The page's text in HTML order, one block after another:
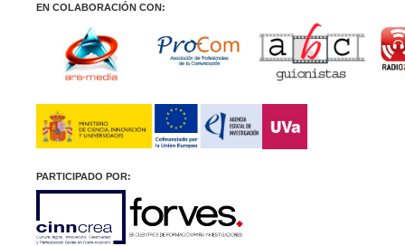
EN COLABORACIÓN CON:
PARTICIPADO POR: